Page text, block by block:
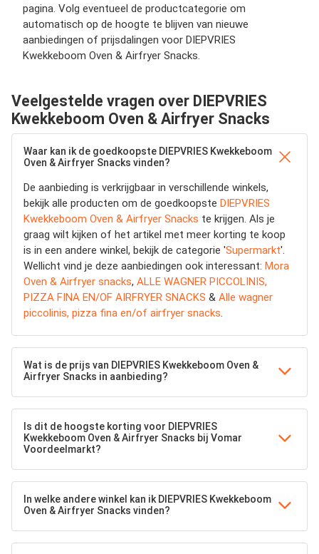
pagina. Volg eventueel de productcategorie om
automatisch op de hoogte te blijven van nieuwe
aanbiedingen of prijsdalingen voor DIEPVRIES
Kwekkeboom Oven & Airfryer Snacks.
Veelgestelde vragen over DIEPVRIES
Kwekkeboom Oven & Airfryer Snacks
Waar kan ik de goedkoopste DIEPVRIES Kwekkeboom
Oven & Airfryer Snacks vinden?
De aanbieding is verkrijgbaar in verschillende winkels,
bekijk alle producten om de goedkoopste DIEPVRIES
Kwekkeboom Oven & Airfryer Snacks te krijgen. Als je
graag wilt kijken of het artikel met meer korting te koop
is in een andere winkel, bekijk de categorie 'Supermarkt'.
Wellicht vind je deze aanbiedingen ook interessant: Mora
Oven & Airfryer snacks, ALLE WAGNER PICCOLINIS,
PIZZA FINA EN/OF AIRFRYER SNACKS & Alle wagner
piccolinis, pizza fina en/of airfryer snacks.
Wat is de prijs van DIEPVRIES Kwekkeboom Oven &
Airfryer Snacks in aanbieding?
Is dit de hoogste korting voor DIEPVRIES
Kwekkeboom Oven & Airfryer Snacks bij Vomar
Voordeelmarkt?
In welke andere winkel kan ik DIEPVRIES Kwekkeboom
Oven & Airfryer Snacks vinden?